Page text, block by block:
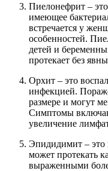
Пиелонефрит –
имеющее
встречается у
особенностей.
детей и
протекает без
Орхит – это
инфекцией.
размере и могут
Симптомы
увеличение
Эпидидимит – это
может протекать
выраженными